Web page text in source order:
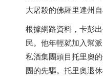
大屠殺的佛羅里達州自
根據網路資料，卡彭
民。他年輕就加入幫
私酒集團頭目托里奧
團的先驅。托里奧退